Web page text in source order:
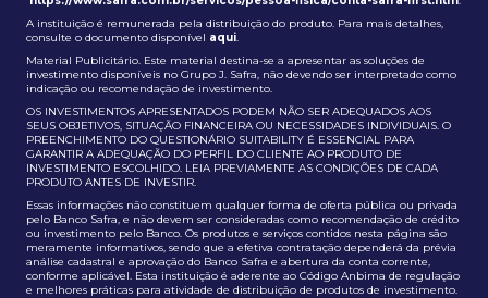
A instituição é remunerada pela distribuição do produto. Para mais detalhes,
consulte o documento disponível aqui.
Material Publicitário. Este material destina-se a apresentar as soluções de
investimento disponíveis no Grupo J. Safra, não devendo ser interpretado como
indicação ou recomendação de investimento.
OS INVESTIMENTOS APRESENTADOS PODEM NÃO SER ADEQUADOS AOS
SEUS OBJETIVOS, SITUAÇÃO FINANCEIRA OU NECESSIDADES INDIVIDUAIS. O
PREENCHIMENTO DO QUESTIONÁRIO SUITABILITY É ESSENCIAL PARA
GARANTIR A ADEQUAÇÃO DO PERFIL DO CLIENTE AO PRODUTO DE
INVESTIMENTO ESCOLHIDO. LEIA PREVIAMENTE AS CONDIÇÕES DE CADA
PRODUTO ANTES DE INVESTIR.
Essas informações não constituem qualquer forma de oferta pública ou privada
pelo Banco Safra, e não devem ser consideradas como recomendação de crédito
ou investimento pelo Banco. Os produtos e serviços contidos nesta página são
meramente informativos, sendo que a efetiva contratação dependerá da prévia
análise cadastral e aprovação do Banco Safra e abertura da conta corrente,
conforme aplicável. Esta instituição é aderente ao Código Anbima de regulação
e melhores práticas para atividade de distribuição de produtos de investimento.